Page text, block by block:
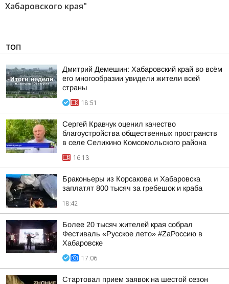
Хабаровского края"
ТОП
Дмитрий Демешин: Хабаровский край во всём
его многообразии увидели жители всей
страны
18:51
Сергей Кравчук оценил качество
благоустройства общественных пространств
в селе Селихино Комсомольского района
16:13
Браконьеры из Корсакова и Хабаровска
заплатят 800 тысяч за гребешок и краба
18:42
Более 20 тысяч жителей края собрал
Фестиваль «Русское лето» #ZaРоссию в
Хабаровске
17:06
Стартовал прием заявок на шестой сезон